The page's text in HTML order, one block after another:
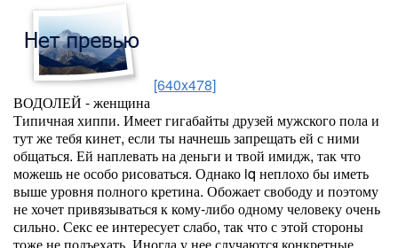
[640x478]
ВОДОЛЕЙ - женщина
Типичная хиппи. Имеет гигабайты друзей мужского пола и
тут же тебя кинет, если ты начнешь запрещать ей с ними
общаться. Ей наплевать на деньги и твой имидж, так что
можешь не особо рисоваться. Однако iq неплохо бы иметь
выше уровня полного кретина. Обожает свободу и поэтому
не хочет привязываться к кому-либо одному человеку очень
сильно. Секс ее интересует слабо, так что с этой стороны